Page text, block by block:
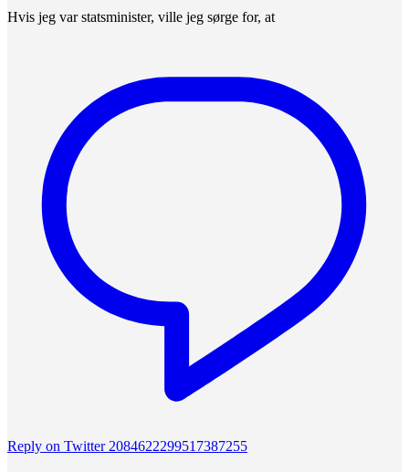
Hvis jeg var statsminister, ville jeg sørge for, at
Reply on Twitter 2084622299517387255